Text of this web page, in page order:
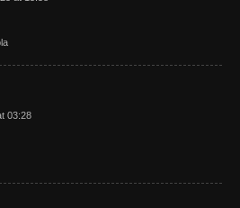
03:28